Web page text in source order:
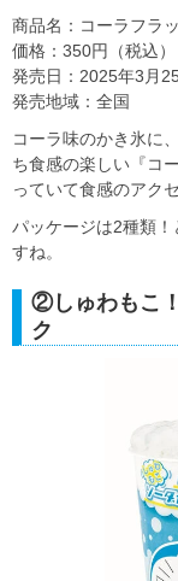
商品名：コーラフラ
価格：350円（税込）
発売日：2025年3月25
発売地域：全国
コーラ味のかき氷に
ち食感の楽しい『コ
っていて食感のアク
パッケージは2種類
すね。
②しゅわもこ
ク